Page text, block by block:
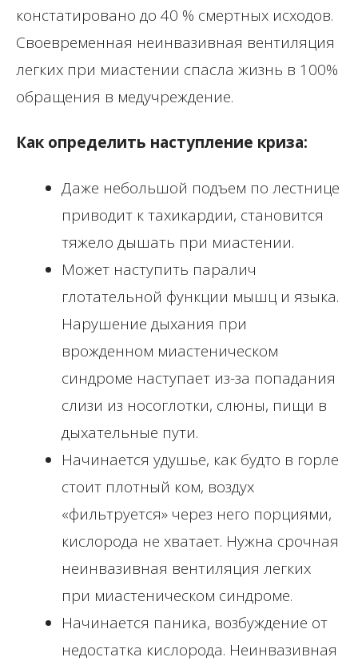
констатировано до 40 % смертных исходов.
Своевременная неинвазивная вентиляция
легких при миастении спасла жизнь в 100%
обращения в медучреждение.
Как определить наступление криза:
Даже небольшой подъем по лестнице
приводит к тахикардии, становится
тяжело дышать при миастении.
Может наступить паралич
глотательной функции мышц и языка.
Нарушение дыхания при
врожденном миастеническом
синдроме наступает из-за попадания
слизи из носоглотки, слюны, пищи в
дыхательные пути.
Начинается удушье, как будто в горле
стоит плотный ком, воздух
«фильтруется» через него порциями,
кислорода не хватает. Нужна срочная
неинвазивная вентиляция легких
при миастеническом синдроме.
Начинается паника, возбуждение от
недостатка кислорода. Неинвазивная